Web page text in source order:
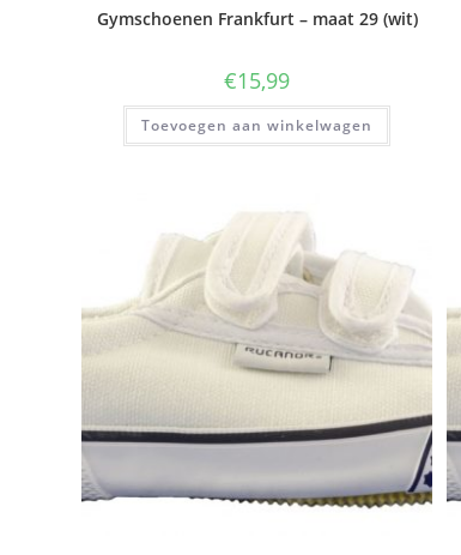
Gymschoenen Frankfurt – maat 29 (wit)
€15,99
Toevoegen aan winkelwagen